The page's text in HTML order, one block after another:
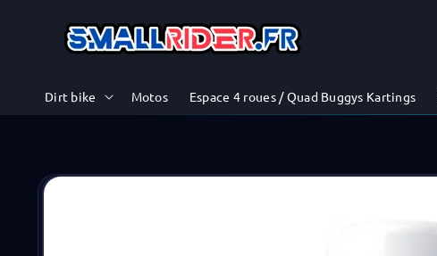
passer
contenu
Dirt bike Motos Espace 4 roues / Quad Buggys Kartings
Passer aux